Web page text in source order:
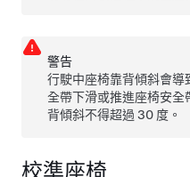
警告
行駛中座椅靠背傾斜會導
全帶下滑或推進座椅安全
背傾斜不得超過 30 度。
校準座椅